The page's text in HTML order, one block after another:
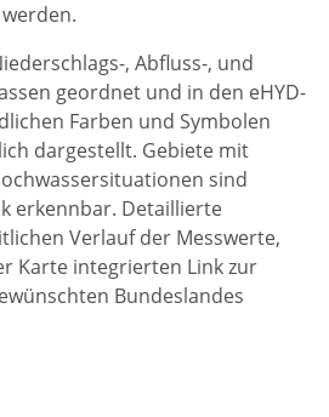
, Abfluss-, und
geordnet und in den eHYD-
Farben und Symbolen
dargestellt. Gebiete mit
sind
erkennbar. Detaillierte
Verlauf der Messwerte,
Karte integrierten Link zur
Bundeslandes